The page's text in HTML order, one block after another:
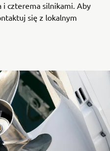
i czterema silnikami. Aby
się z lokalnym